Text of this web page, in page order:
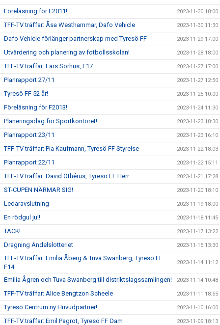
Föreläsning för F2011! 2023-11-30 18:00
TFF-TV träffar: Åsa Westhammar, Dafo Vehicle 2023-11-30 11:30
Dafo Vehicle förlänger partnerskap med Tyresö FF 2023-11-29 17:00
Utvärdering och planering av fotbollsskolan! 2023-11-28 18:00
TFF-TV träffar: Lars Sörhus, F17 2023-11-27 17:00
Planrapport 27/11 2023-11-27 12:50
Tyresö FF 52 år! 2023-11-25 10:00
Föreläsning för F2013! 2023-11-24 11:30
Planeringsdag för Sportkontoret! 2023-11-23 18:30
Planrapport 23/11 2023-11-23 16:10
TFF-TV träffar: Pia Kaufmann, Tyresö FF Styrelse 2023-11-22 18:03
Planrapport 22/11 2023-11-22 15:11
TFF-TV träffar: David Othérus, Tyresö FF Herr 2023-11-21 17:28
ST-CUPEN NÄRMAR SIG! 2023-11-20 18:10
Ledaravslutning 2023-11-19 18:00
En rödgul jul! 2023-11-18 11:45
TACK! 2023-11-17 13:22
Dragning Andelslotteriet 2023-11-15 13:30
TFF-TV träffar: Emilia Åberg & Tuva Swanberg, Tyresö FF
F14
2023-11-14 11:12
Emilia Ågren och Tuva Swanberg till distriktslagssamlingen! 2023-11-14 10:48
TFF-TV träffar: Alice Bengtzon Scheele 2023-11-11 18:55
Tyresö Centrum ny Huvudpartner! 2023-11-10 16:00
TFF-TV träffar: Emil Pagrot, Tyresö FF Dam 2023-11-09 18:13